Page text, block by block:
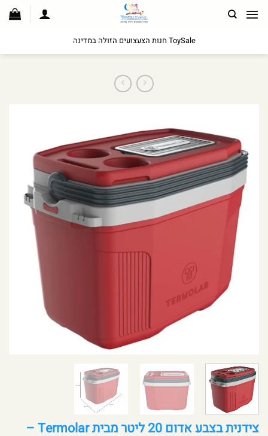
לתוכן
ToySale חנות הצעצועים הזולה במדינה
צידנית בצבע אדום 20 ליטר מבית Termolar –